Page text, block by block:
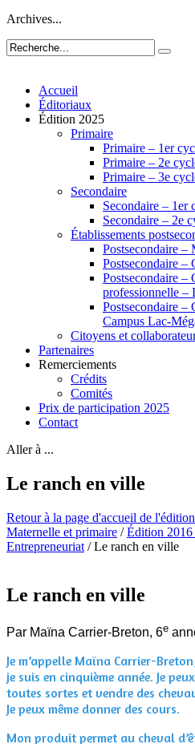
Archives...
Accueil
Éditoriaux
Édition 2025
Primaire
Primaire – 1er
Primaire – 2e
Primaire – 3e
Secondaire
Secondaire – 1er
Secondaire – 2e
Établissements
Postsecondaire –
Postsecondaire –
Postsecondaire –
professionnelle –
Postsecondaire –
Campus Lac-
Citoyens et
Partenaires
Remerciements
Crédits
Comités
Prix de participation 2025
Contact
Aller à ...
Le ranch en ville
Retour à la page d'accueil de
Maternelle et primaire / Édition 2016
Entrepreneuriat / Le ranch en ville
Le ranch en ville
Par Maïna Carrier-Breton, 6e
Je m’appelle Maïna Carrier-
je suis en cinquième année. Je
toutes sortes et vendre des
Je peux même donner des cours.
Mon produit permet au cheval